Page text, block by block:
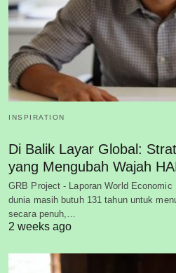
INSPIRATION
Di Balik Layar Global:
yang Mengubah Wajah
GRB Project - Laporan World
dunia masih butuh 131 tahun untuk
secara penuh,…
2 weeks ago